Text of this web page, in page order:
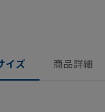
イズ 商品詳細